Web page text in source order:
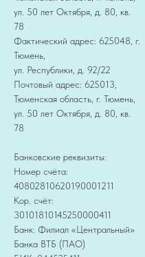
ул. 50 лет Октября, д. 80, кв.
78
Фактический адрес: 625048, г.
Тюмень,
ул. Республики, д. 92/22
Почтовый адрес: 625013,
Тюменская область, г. Тюмень,
ул. 50 лет Октября, д. 80, кв.
78
Банковские реквизиты:
Номер счёта:
40802810620190001211
Кор. счёт:
30101810145250000411
Банк: Филиал «Центральный»
Банка ВТБ (ПАО)